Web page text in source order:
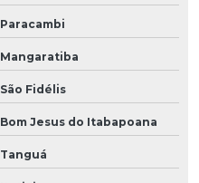
Paracambi
Mangaratiba
São Fidélis
Bom Jesus do Itabapoana
Tanguá